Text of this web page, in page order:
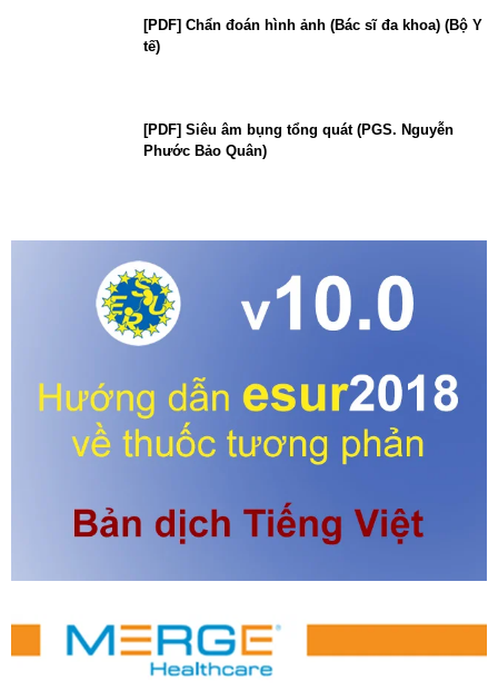
[PDF] Chẩn đoán hình ảnh (Bác sĩ đa khoa) (Bộ Y
tế)
[PDF] Siêu âm bụng tổng quát (PGS. Nguyễn
Phước Bảo Quân)